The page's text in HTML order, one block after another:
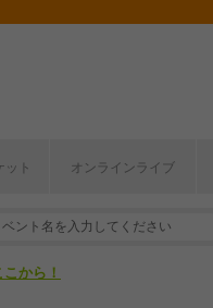
ット オンラインライブ
半期編発表！
から！